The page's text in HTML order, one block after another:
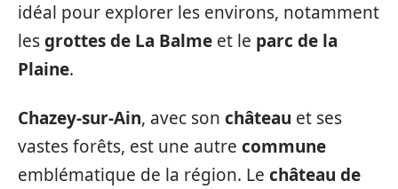
idéal pour explorer les environs, notamment
lesgrottes de La Balme et le parc de la
Plaine.
Chazey-sur-Ain, avec son château et ses
vastes forêts, est une autre commune
emblématique de la région. Le château de